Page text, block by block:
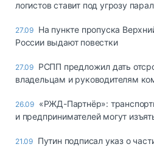
Топливо,
логистов ставит под угрозу
27.09 На пункте пропуска
России выдают повестки
27.09 РСПП предложил дать
владельцам и руководителям
26.09 «РЖД-Партнёр»:
и предпринимателей могут
21.09 Путин подписал указ о